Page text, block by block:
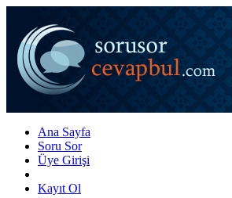
Ana Sayfa
Soru Sor
Üye Girişi
Kayıt Ol